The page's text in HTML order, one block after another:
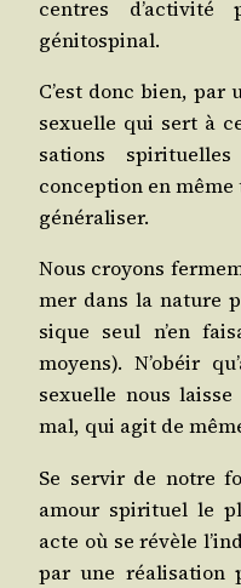
centres
génitospinal.
C’est donc bien, par
sexuelle qui sert à
sa­tions
concep­tion en
généraliser.
Nous croyons
mer dans la nature
sique seul n’en
moyens). N’o­béir
sexuelle nous
mal, qui agit de
Se ser­vir de notre
amour spi­ri­tuel le
acte où se révèle
par une réa­li­sa­tion